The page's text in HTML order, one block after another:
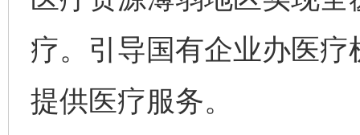
疗。引导国有企业办医
提供医疗服务。